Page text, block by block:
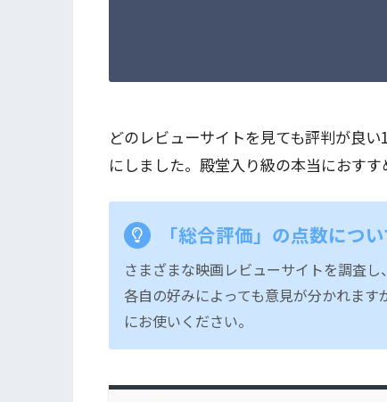
どのレビューサイトを見ても評判が良
にしました。殿堂入り級の本当におすす
「総合評価」の点数につい
さまざまな映画レビューサイトを調査し
各自の好みによっても意見が分かれま
にお使いください。